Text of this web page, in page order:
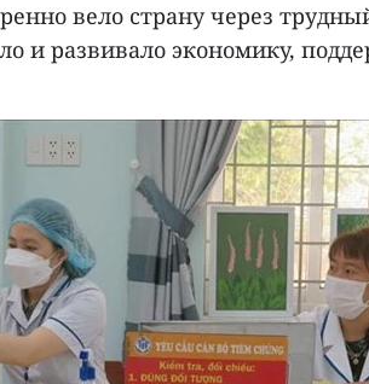
вело страну через
и развивало экономику,